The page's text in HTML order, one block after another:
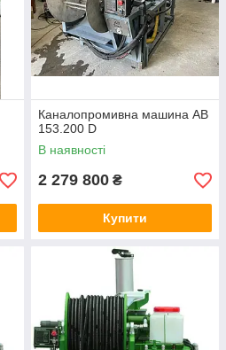
Каналопромивна машина AB
153.200 D
В наявності
2 279 800 ₴
Купити